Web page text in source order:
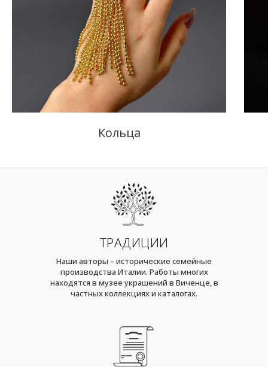
Кольца
ТРАДИЦИИ
Наши авторы – исторические семейные
производства Италии. Работы многих
находятся в музее украшений в Виченце, в
частных коллекциях и каталогах.